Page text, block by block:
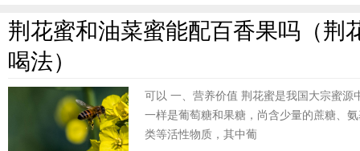
荆花蜜和油菜蜜能配百香果吗（荆
喝法）
可以 一、营养价值 荆花蜜是我国大宗蜜源
一样是葡萄糖和果糖，尚含少量的蔗糖、
类等活性物质，其中葡